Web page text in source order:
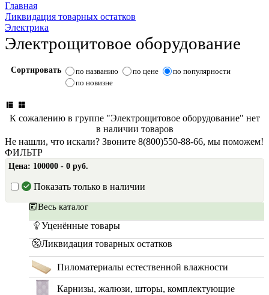
Главная
Ликвидация товарных остатков
Электрика
Электрощитовое оборудование
Сортировать по названию по цене
по популярности
по новизне
К сожалению в группе "Электрощитовое оборудование" нет
в наличии товаров
Не нашли, что искали? Звоните 8(800)550-88-66, мы поможем!
ФИЛЬТР
Цена: 100000 - 0 руб.
Показать только в наличии
Весь каталог
Уценённые товары
Ликвидация товарных остатков
Пиломатериалы естественной влажности
Карнизы, жалюзи, шторы, комплектующие